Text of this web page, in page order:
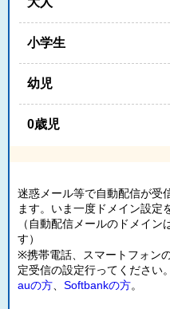
小学生
幼児
0歳児
迷惑メール等で自動配信が受
ます。いま一度ドメイン設定
（自動配信メールのドメイ
す）
※携帯電話、スマートフォン
定受信の設定行ってください
auの方
Softbankの方。